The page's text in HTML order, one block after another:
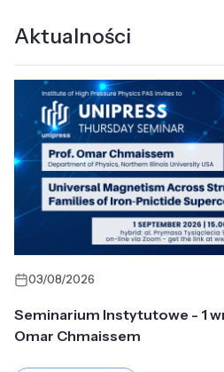
Aktualności
03/08/2026
Seminarium Instytutowe - 1
Omar Chmaissem